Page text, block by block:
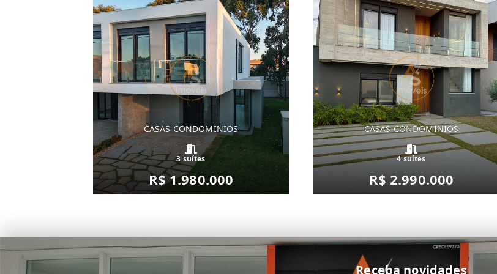
CASAS CONDOMINIOS
3 suítes
R$ 1.980.000
CASAS CONDOMINIOS
4 suítes
R$ 2.990.000
Receba novidades